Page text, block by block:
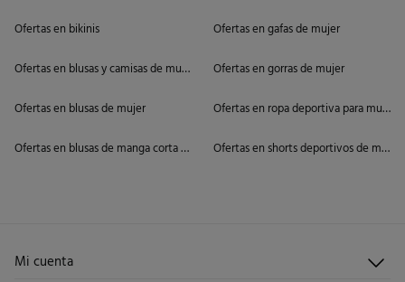
Ofertas en bikinis
Ofertas en blusas y camisas de mujer
Ofertas en blusas de mujer
Ofertas en blusas de manga corta de mujer
Ofertas en gafas de mujer
Ofertas en gorras de mujer
Ofertas en ropa deportiva para mujer
Ofertas en shorts deportivos de mujer
Mi cuenta